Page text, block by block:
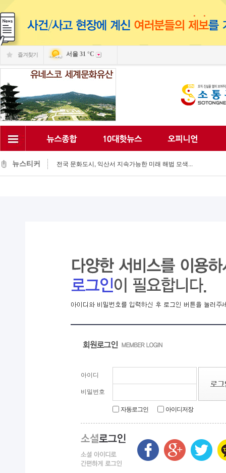
즐겨찾기 서울 31 °C
뉴스티커
익산 민-관, K-문화도시 도약 '맞손'
전국 문화도시, 익산서 지속가능한 미래 해법 모색...
익산시, 시민 중심 중장기 복지계획 마련 박차...
아이디
비밀번호
자동로그인 아이디저장